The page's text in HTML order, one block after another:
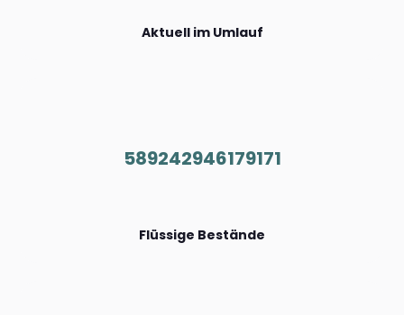
Aktuell im Umlauf
589242946179171
Flüssige Bestände